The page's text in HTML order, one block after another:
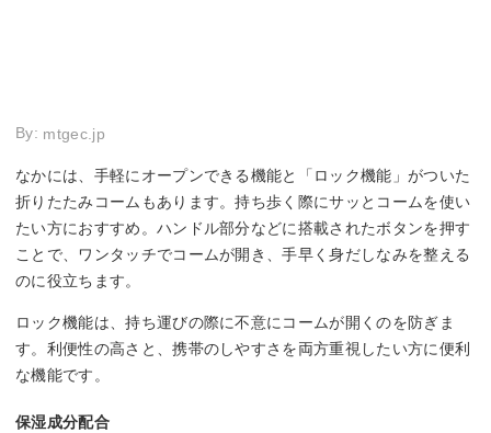
By: mtgec.jp
なかには、手軽にオープンできる機能と「ロック機能」がついた
折りたたみコームもあります。持ち歩く際にサッとコームを使い
たい方におすすめ。ハンドル部分などに搭載されたボタンを押す
ことで、ワンタッチでコームが開き、手早く身だしなみを整える
のに役立ちます。
ロック機能は、持ち運びの際に不意にコームが開くのを防ぎま
す。利便性の高さと、携帯のしやすさを両方重視したい方に便利
な機能です。
保湿成分配合